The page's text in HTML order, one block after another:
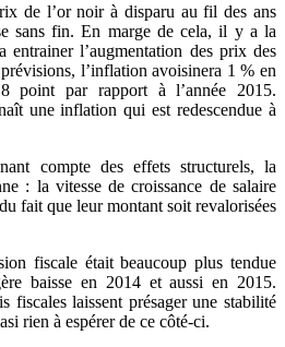
de l’or noir à disparu au fil des ans
sans fin. En marge de cela, il y a la
entrainer l’augmentation des prix des
l’inflation avoisinera 1 % en
point par rapport à l’année 2015.
une inflation qui est redescendue à
compte des effets structurels, la
: la vitesse de croissance de salaire
fait que leur montant soit revalorisées
fiscale était beaucoup plus tendue
baisse en 2014 et aussi en 2015.
fiscales laissent présager une stabilité
rien à espérer de ce côté-ci.